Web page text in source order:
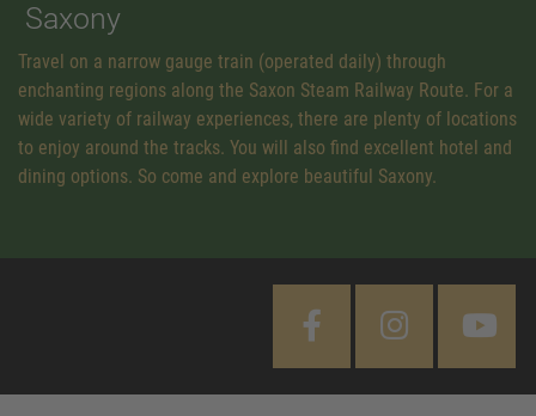
Saxony
Travel on a narrow gauge train (operated daily) through
enchanting regions along the Saxon Steam Railway Route. For a
wide variety of railway experiences, there are plenty of locations
to enjoy around the tracks. You will also find excellent hotel and
dining options. So come and explore beautiful Saxony.